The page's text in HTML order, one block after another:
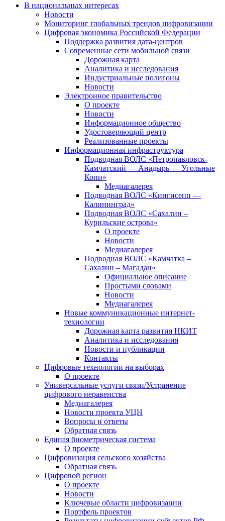
В национальных интересах
Новости
Мониторинг глобальных трендов цифровизации
Цифровая экономика Российской Федерации
Поддержка развития дата-центров
Современные сети мобильной связи
Дорожная карта
Аналитика и исследования
Индустриальные полигоны
Новости
Электронное правительство
О проекте
Новости
Информационное общество
Удостоверяющий центр
Реализованные проекты
Информационная инфраструктура
Подводная ВОЛС «Петропавловск-
Камчатский — Анадырь — Угольные
Копи»
Медиагалерея
Подводная ВОЛС «Кингисепп —
Калининград»
Подводная ВОЛС «Сахалин –
Курильские острова»
О проекте
Новости
Медиагалерея
Подводная ВОЛС «Камчатка –
Сахалин – Магадан»
Официальное описание
Простыми словами
Новости
Медиагалерея
Новые коммуникационные интернет-
технологии
Дорожная карта развития НКИТ
Аналитика и исследования
Новости и публикации
Контакты
Цифровые технологии на выборах
О проекте
Универсальные услуги связи/Устранение
цифрового неравенства
Медиагалерея
Новости проекта УЦН
Вопросы и ответы
Обратная связь
Единая биометрическая система
О проекте
Цифровизация сельского хозяйства
Обратная связь
Цифровой регион
О проекте
Новости
Ключевые области цифровизации
Портфель проектов